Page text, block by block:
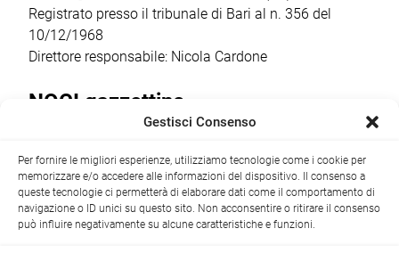
Registrato presso il tribunale di Bari al n. 356 del
10/12/1968
Direttore responsabile: Nicola Cardone
NOCI gazzettino
+39 080 4979274|info@nocigazzettino.it Contatti|
Archivio
Gestisci Consenso
Per fornire le migliori esperienze, utilizziamo tecnologie come i cookie per
memorizzare e/o accedere alle informazioni del dispositivo. Il consenso a
queste tecnologie ci permetterà di elaborare dati come il comportamento di
navigazione o ID unici su questo sito. Non acconsentire o ritirare il consenso
può influire negativamente su alcune caratteristiche e funzioni.